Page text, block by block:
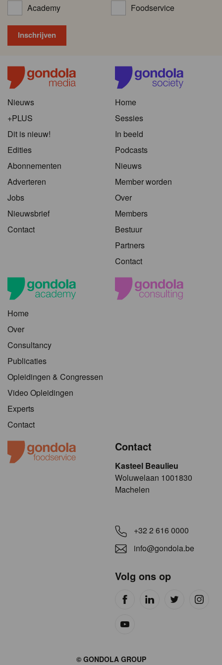
Academy
Foodservice
Nieuws
+PLUS
Dit is nieuw!
Edities
Abonnementen
Adverteren
Jobs
Nieuwsbrief
Contact
Home
Sessies
In beeld
Podcasts
Nieuws
Member worden
Over
Members
Bestuur
Partners
Contact
Home
Over
Consultancy
Publicaties
Opleidingen & Congressen
Video Opleidingen
Experts
Contact
Contact
Kasteel Beaulieu
​​​Woluwelaan 1001830
Machelen
+32 2 616 0000
info@gondola.be
Volg ons op
© GONDOLA GROUP